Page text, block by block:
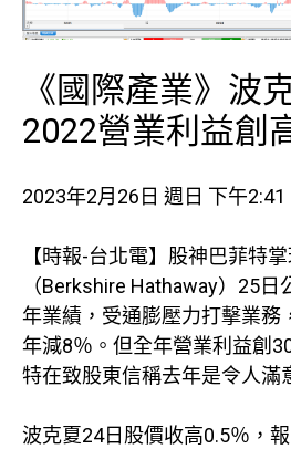
《國際產業》波
2022營業利益創
2023年2月26日 週日 下午2:41
【時報-台北電】股神巴菲特
（Berkshire Hathaway）25
年業績，受通膨壓力打擊業務
年減8％。但全年營業利益創
特在致股東信稱去年是令人滿
波克夏24日股價收高0.5％，